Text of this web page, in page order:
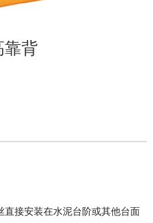
靠背
接安装在水泥台阶或其他台面